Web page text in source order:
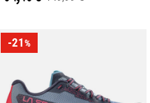
-21%